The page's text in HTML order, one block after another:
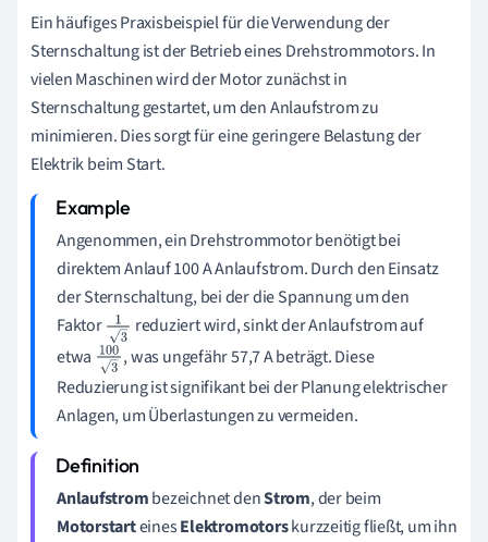
Ein häufiges Praxisbeispiel für die Verwendung der
Sternschaltung ist der Betrieb eines Drehstrommotors. In
vielen Maschinen wird der Motor zunächst in
Sternschaltung gestartet, um den Anlaufstrom zu
minimieren. Dies sorgt für eine geringere Belastung der
Elektrik beim Start.
Angenommen, ein Drehstrommotor benötigt bei
direktem Anlauf 100 A Anlaufstrom. Durch den Einsatz
der Sternschaltung, bei der die Spannung um den
Faktor13 reduziert wird, sinkt der Anlaufstrom auf
etwa 100
3
, was ungefähr 57,7 A beträgt. Diese
Reduzierung ist signifikant bei der Planung elektrischer
Anlagen, um Überlastungen zu vermeiden.
Anlaufstrombezeichnet denStrom, der beim
MotorstarteinesElektromotorskurzzeitig fließt, um ihn